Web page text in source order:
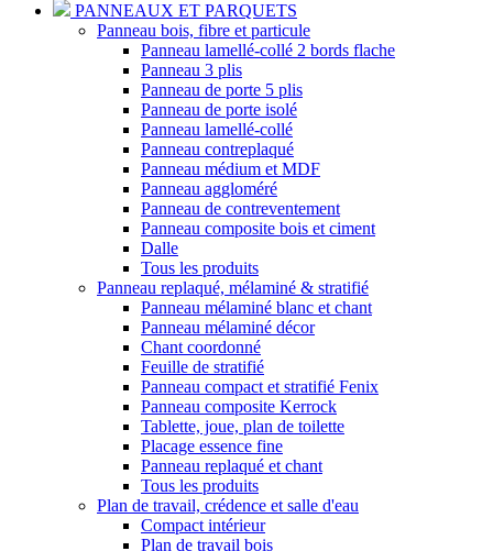
PANNEAUX ET PARQUETS
Panneau bois, fibre et particule
Panneau lamellé-collé 2 bords flache
Panneau 3 plis
Panneau de porte 5 plis
Panneau de porte isolé
Panneau lamellé-collé
Panneau contreplaqué
Panneau médium et MDF
Panneau aggloméré
Panneau de contreventement
Panneau composite bois et ciment
Dalle
Tous les produits
Panneau replaqué, mélaminé & stratifié
Panneau mélaminé blanc et chant
Panneau mélaminé décor
Chant coordonné
Feuille de stratifié
Panneau compact et stratifié Fenix
Panneau composite Kerrock
Tablette, joue, plan de toilette
Placage essence fine
Panneau replaqué et chant
Tous les produits
Plan de travail, crédence et salle d'eau
Compact intérieur
Plan de travail bois